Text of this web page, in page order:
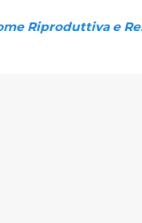
Riproduttiva e